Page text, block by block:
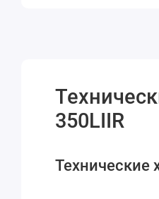
350LIIR
Технические